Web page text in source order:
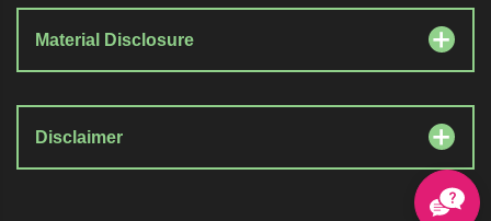
Material Disclosure
Disclaimer